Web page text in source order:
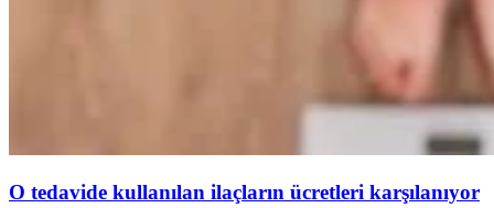
O tedavide kullanılan ilaçların ücretleri karşılanıyor